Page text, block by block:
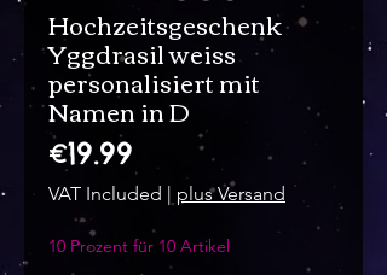
Hochzeitsgeschenk
Yggdrasil weiss
personalisiert mit
Namen in D
€19.99 Price
VAT Included | plus Versand
10 Prozent für 10 Artikel